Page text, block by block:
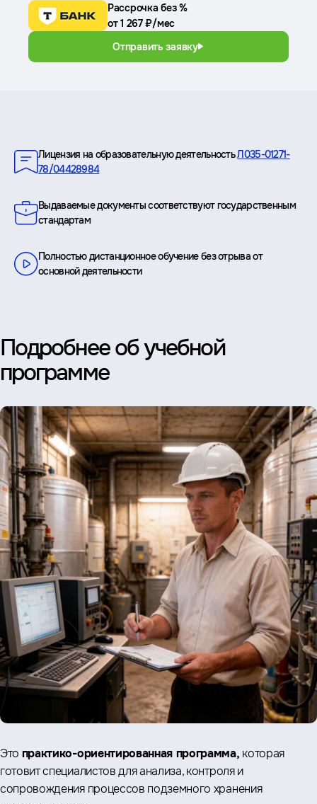
Рассрочка без %
от 1 267 ₽/мес
Отправить заявку
Лицензия на образовательную деятельностьЛ035-01271-
78/04428984
Выдаваемые документы соответствуют государственным
стандартам
Полностью дистанционное обучение без отрыва от
основной деятельности
Подробнее об учебной
программе
Это практико-ориентированная программа, которая
готовит специалистов для анализа, контроля и
сопровождения процессов подземного хранения